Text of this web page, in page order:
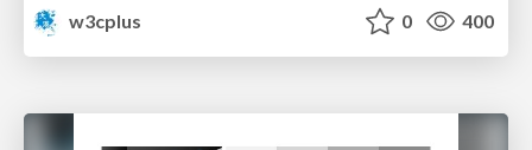
w3cplus
0 400